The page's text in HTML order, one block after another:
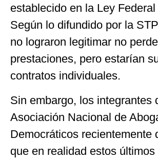
establecido en la Ley
Según lo difundido por la
no lograron legitimar no
prestaciones, pero estarían
contratos individuales.
Sin embargo, los integrantes
Asociación Nacional de
Democráticos recientemente
que en realidad estos